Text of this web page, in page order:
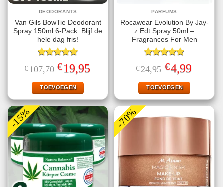
DEODORANTS
Van Gils BowTie Deodorant
Spray 150ml 6-Pack: Blijf de
hele dag fris!
Gewaardeerd
5.00uit 5
€107,70 Oorspronkelijke
prijs
was:
€107,70.
€19,95
TOEVOEGEN
PARFUMS
Rocawear Evolution By Jay-
z Edt Spray 50ml –
Fragrances For Men
Gewaardeerd
5.00uit 5
€24,95 Oorspronkelijke
prijs
was:
€24,95.
€4,99Huidige
prijs
TOEVOEGEN
-15% -70%